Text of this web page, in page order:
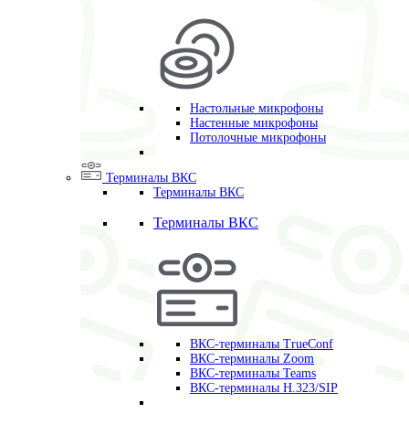
Настольные микрофоны
Настенные микрофоны
Потолочные микрофоны
Терминалы ВКС
Терминалы ВКС
Терминалы ВКС
ВКС-терминалы TrueConf
ВКС-терминалы Zoom
ВКС-терминалы Teams
ВКС-терминалы H.323/SIP